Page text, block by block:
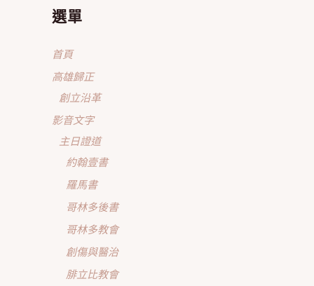
選單
首頁
高雄歸正
創立沿革
影音文字
主日證道
約翰壹書
羅馬書
哥林多後書
哥林多教會
創傷與醫治
腓立比教會